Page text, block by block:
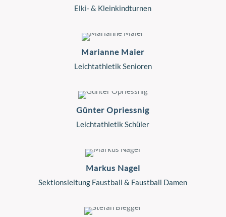
Elki- & Kleinkindturnen
Marianne Maier
Leichtathletik Senioren
Günter Opriessnig
Leichtathletik Schüler
Markus Nagel
Sektionsleitung Faustball & Faustball Damen